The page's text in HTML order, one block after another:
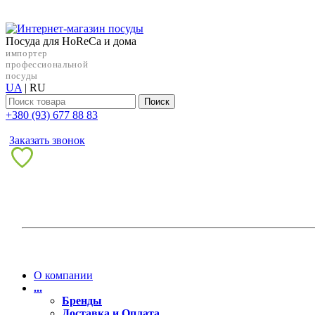
Посуда для HoReCa и дома
импортер
профессиональной
посуды
UA | RU
Поиск
+38‎0 (93) 677 88 83
Заказать звонок
О компании
...
Бренды